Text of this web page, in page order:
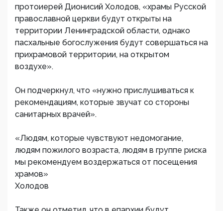
протоиерей Дионисий Холодов, «храмы Русской
православной церкви будут открыты на
территории Ленинградской области, однако
пасхальные богослужения будут совершаться на
прихрамовой территории, на открытом
воздухе».
Он подчеркнул, что «нужно прислушиваться к
рекомендациям, которые звучат со стороны
санитарных врачей».
«Людям, которые чувствуют недомогание,
людям пожилого возраста, людям в группе риска
мы рекомендуем воздержаться от посещения
храмов»
Холодов